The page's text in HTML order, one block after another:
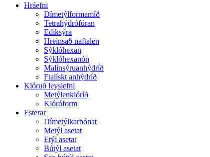
Hráefni
Dímetýlformamíð
Tetrahýdrófúran
Ediksýra
Hreinsað naftalen
Sýklóhexan
Sýklóhexanón
Malínsýruanhýdríð
Ftalískt anhýdríð
Klóruð leysiefni
Metýlenklóríð
Klóróform
Esterar
Dímetýlkarbónat
Metýl asetat
Etýl asetat
Bútýl asetat